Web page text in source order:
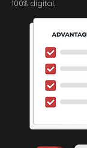
100% digital.